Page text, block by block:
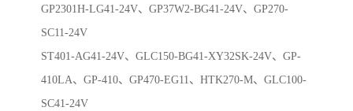
GP2301H-LG41-24V、GP37W2-BG41-24V、GP270-
SC11-24V
ST401-AG41-24V、GLC150-BG41-XY32SK-24V、GP-
410LA、GP-410、GP470-EG11、HTK270-M、GLC100-
SC41-24V